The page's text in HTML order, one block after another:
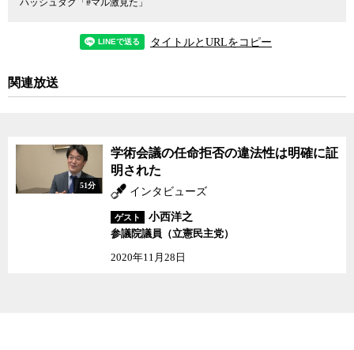
が選挙から推薦・任命に移行する際に、改正案を提出した
述の1969年の高辻内閣法制局長官発言が指摘する政治介入の余地が
が、当時の国会の議事録や内閣法制局の法律案審議録に詳細に記録
されていることを示すものだった。
が、210人のうち、例えば政府がその中から2人だけを拒絶するよう
なことはあり得ないか、と繰り返し問い質したのに対し、法案作成
の担当者だった高岡完治内閣官房参事官は「そういうことはできな
い。中身が200人であれ一人であれ、形式的な任命行為であることに
変わりはない。その点は内閣法制局の担当参事官とも十分に詰めて
いる」とはっきりと答えている。
日本国憲法はその23条で「学問の自由」を保障している。しかし、
ハッシュタグ「#マル激見た」
タイトルとURLをコピー
関連放送
51分
学術会議の任命拒否の違法性は明確に証
明された
インタビューズ
ゲスト
小西洋之
参議院議員（立憲民主党）
2020年11月28日